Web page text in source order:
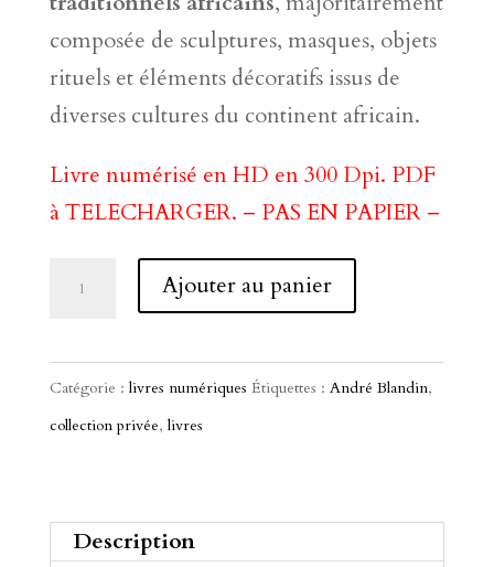
composée de sculptures, masques, objets
rituels et éléments décoratifs issus de
diverses cultures du continent africain.
Livre numérisé en HD en 300 Dpi. PDF
à TELECHARGER. – PAS EN PAPIER –
Primitifs
d'Afrique
Ajouter au panier
l
e
Catégorie : livres numériques Étiquettes : André Blandin,
collection privée, livres
Description